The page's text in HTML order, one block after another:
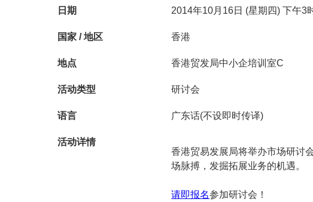
日期 2014年10月16日 (星期四) 下午3
国家 / 地区 香港
地点 香港贸发局中小企培训室C
活动类型 研讨会
语言 广东话(不设即时传译)
活动详情
香港贸易发展局将举办市场研讨
场脉搏，发掘拓展业务的机遇。
请即报名参加研讨会！